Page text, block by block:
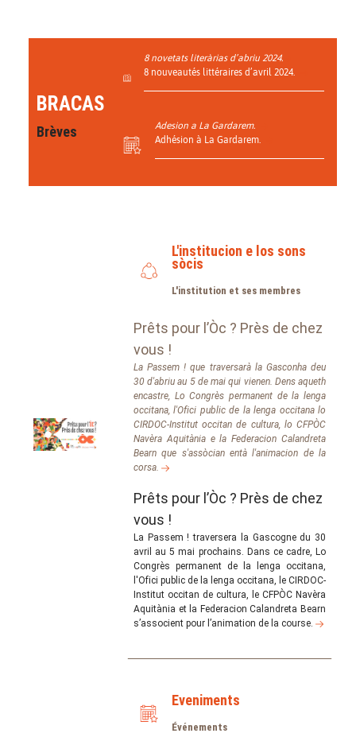
BRACAS
Brèves
8 novetats literàrias d’abriu 2024.
8 nouveautés littéraires d’avril 2024.
Adesion a La Gardarem.
Adhésion à La Gardarem.
L'institucion e los sons
sòcis
L'institution et ses membres
Prêts pour l’Òc ? Près de chez
vous !
La Passem ! que traversarà la Gasconha deu
30 d'abriu au 5 de mai qui vienen. Dens aqueth
encastre, Lo Congrès permanent de la lenga
occitana, l'Ofici public de la lenga occitana lo
CIRDOC-Institut occitan de cultura, lo CFPÒC
Navèra Aquitània e la Federacion Calandreta
Bearn que s'assòcian entà l'animacion de la
corsa.
Prêts pour l’Òc ? Près de chez
vous !
La Passem ! traversera la Gascogne du 30
avril au 5 mai prochains. Dans ce cadre, Lo
Congrès permanent de la lenga occitana,
l'Ofici public de la lenga occitana, le CIRDOC-
Institut occitan de cultura, le CFPÒC Navèra
Aquitània et la Federacion Calandreta Bearn
s’associent pour l’animation de la course.
Eveniments
Événements